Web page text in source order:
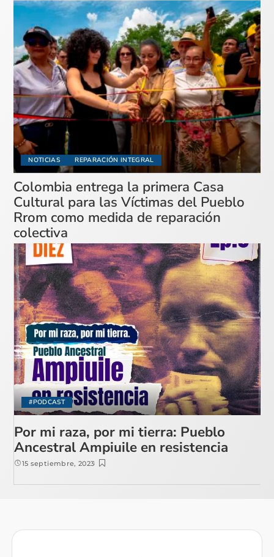
NOTICIAS REPARACIÓN INTEGRAL
Colombia entrega la primera Casa
Cultural para las Víctimas del Pueblo
Rrom como medida de reparación
colectiva
#PODCAST
Por mi raza, por mi tierra: Pueblo
Ancestral Ampiuile en resistencia
15 septiembre, 2023